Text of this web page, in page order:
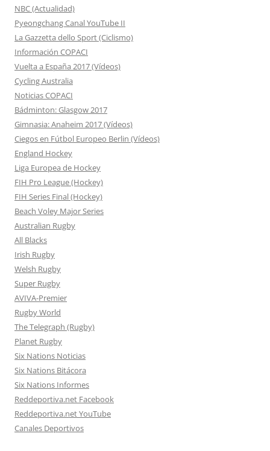
NBC (Actualidad)
Pyeongchang Canal YouTube II
La Gazzetta dello Sport (Ciclismo)
Información COPACI
Vuelta a España 2017 (Vídeos)
Cycling Australia
Noticias COPACI
Bádminton: Glasgow 2017
Gimnasia: Anaheim 2017 (Vídeos)
Ciegos en Fútbol Europeo Berlin (Vídeos)
England Hockey
Liga Europea de Hockey
FIH Pro League (Hockey)
FIH Series Final (Hockey)
Beach Voley Major Series
Australian Rugby
All Blacks
Irish Rugby
Welsh Rugby
Super Rugby
AVIVA-Premier
Rugby World
The Telegraph (Rugby)
Planet Rugby
Six Nations Noticias
Six Nations Bitácora
Six Nations Informes
Reddeportiva.net Facebook
Reddeportiva.net YouTube
Canales Deportivos